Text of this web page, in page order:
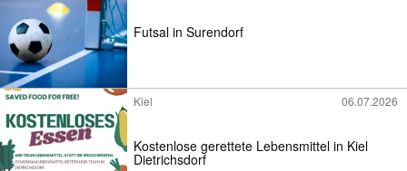
Futsal in Surendorf
Kiel 06.07.2026
Kostenlose gerettete Lebensmittel in Kiel
Dietrichsdorf